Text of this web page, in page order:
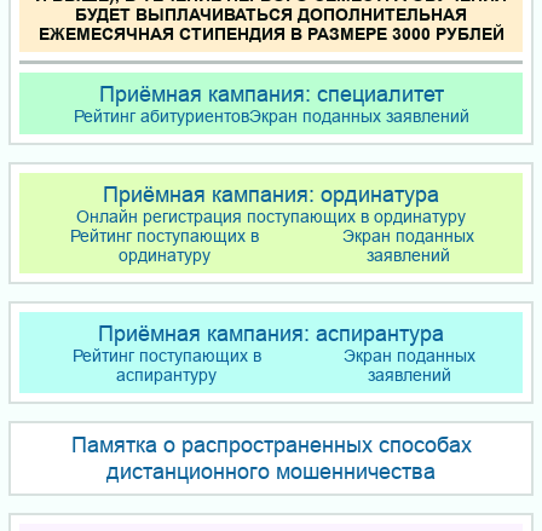
БУДЕТ ВЫПЛАЧИВАТЬСЯ ДОПОЛНИТЕЛЬНАЯ
ЕЖЕМЕСЯЧНАЯ СТИПЕНДИЯ В РАЗМЕРЕ 3000 РУБЛЕЙ
Приёмная кампания: специалитет
Рейтинг абитуриентовЭкран поданных заявлений
Приёмная кампания: ординатура
Онлайн регистрация поступающих в ординатуру
Рейтинг поступающих в
ординатуру
Экран поданных
заявлений
Приёмная кампания: аспирантура
Рейтинг поступающих в
аспирантуру
Экран поданных
заявлений
Памятка о распространенных способах
дистанционного мошенничества